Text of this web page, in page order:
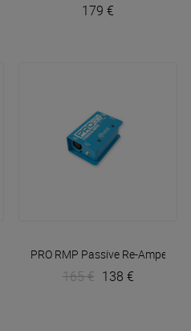
179 €
PRO RMP Passive Re-Amper
165 € 138 €